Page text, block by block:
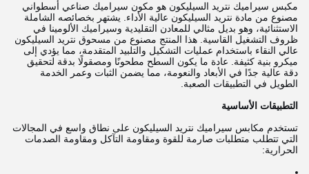
مكبس سيراميك نتريد السيليكون هو مكون سيراميك صناعي أسطواني
مصنوع من مادة نتريد السيليكون عالية الأداء. يشتهر بخصائصه الشاملة
الاستثنائية، وهو بديل مثالي للمعادن التقليدية وسيراميك الألومينا في
ظروف التشغيل القاسية. هذا المنتج مصنوع من مسحوق نتريد السيليكون
عالي النقاء باستخدام عمليات التشكيل والتلبيد المتقدمة، مما يؤدي إلى
ميكرو بنية كثيفة. عادة ما يكون السطح مطحونًا ومصقولًا بدقة لتحقيق
دقة عالية جدًا في الأبعاد والنعومة، مما يضمن الثبات وعمر الخدمة
الطويل في التطبيقات الصعبة.
التطبيقات الأساسية
تستخدم مكابس سيراميك نتريد السيليكون على نطاق واسع في المجالات
التي تتطلب متطلبات صارمة للقوة ومقاومة التآكل ومقاومة الصدمات
الحرارية: